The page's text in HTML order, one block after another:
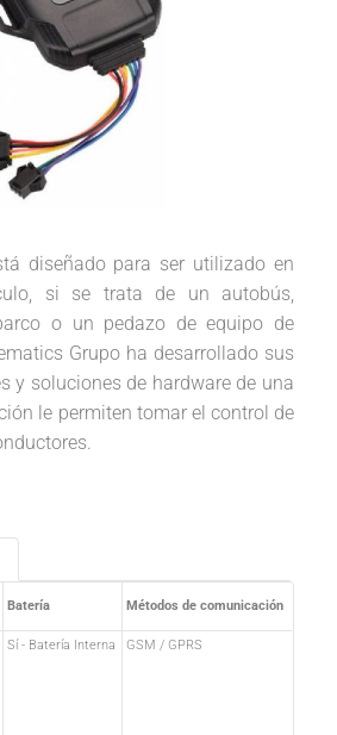
diseñado para ser utilizado en
si se trata de un autobús,
o un pedazo de equipo de
Grupo ha desarrollado sus
y soluciones de hardware de una
le permiten tomar el control de
Batería Métodos de comunicación
Sí - Batería Interna GSM / GPRS